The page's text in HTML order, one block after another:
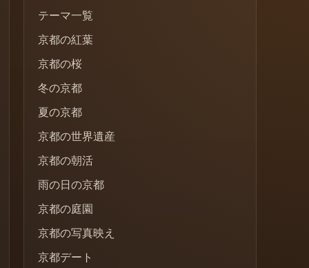
テーマ一覧
京都の紅葉
京都の桜
冬の京都
夏の京都
京都の世界遺産
京都の朝活
雨の日の京都
京都の庭園
京都の写真映え
京都デート